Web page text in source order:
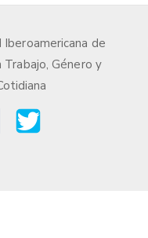
Iberoamericana de
Trabajo, Género y